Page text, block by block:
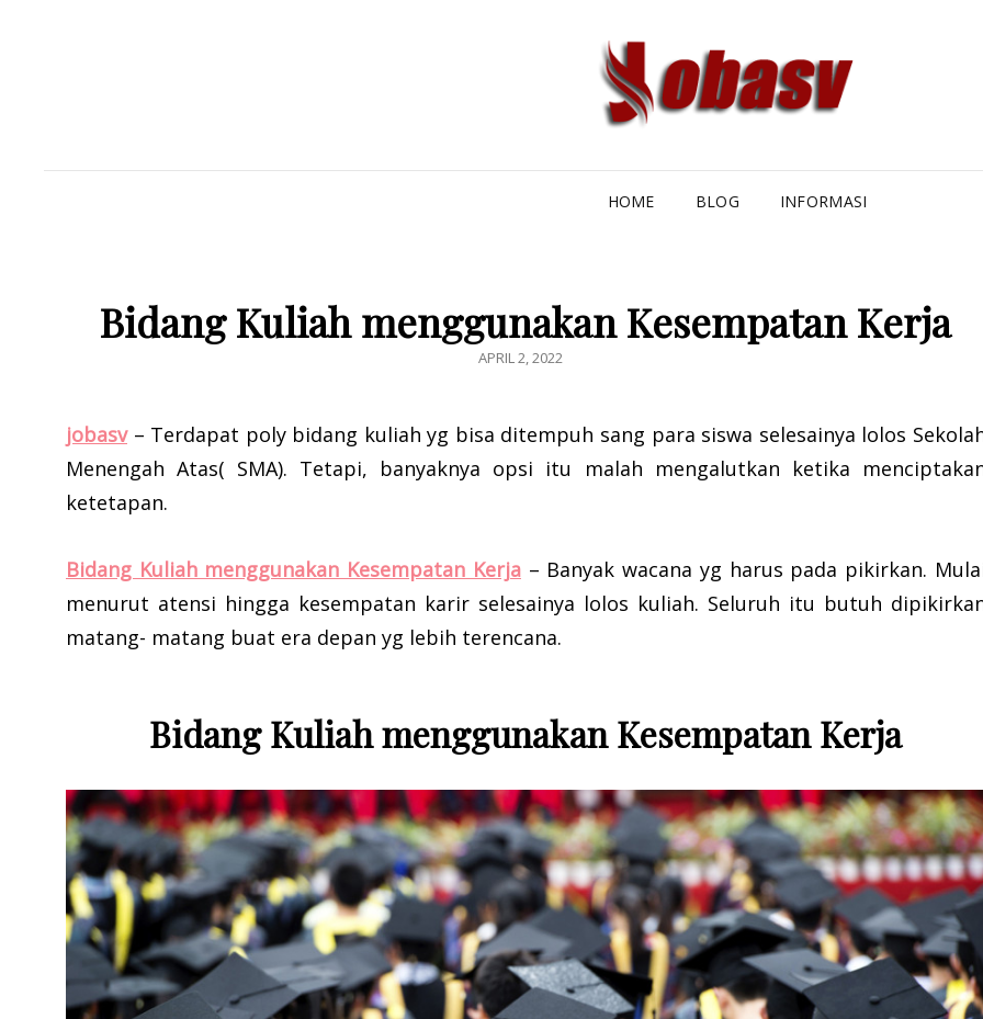
HOME BLOG INFORMASI
Bidang Kuliah menggunakan Kesempatan Kerja
POSTED
APRIL 2, 2022
jobasv– Terdapat poly bidang kuliah yg bisa ditempuh sang para siswa selesainya lolos
Menengah Atas( SMA). Tetapi, banyaknya opsi itu malah mengalutkan ketika
ketetapan.
Bidang Kuliah menggunakan Kesempatan Kerja– Banyak wacana yg harus pada pikirkan.
menurut atensi hingga kesempatan karir selesainya lolos kuliah. Seluruh itu butuh
matang- matang buat era depan yg lebih terencana.
Bidang Kuliah menggunakan Kesempatan Kerja